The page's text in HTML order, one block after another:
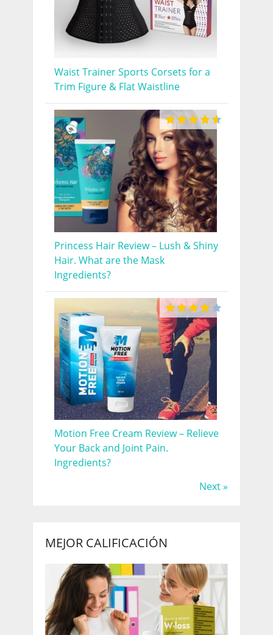
Waist Trainer Sports Corsets for a
Trim Figure & Flat Waistline
Princess Hair Review – Lush & Shiny
Hair. What are the Mask
Ingredients?
Motion Free Cream Review – Relieve
Your Back and Joint Pain.
Ingredients?
Next »
MEJOR CALIFICACIÓN